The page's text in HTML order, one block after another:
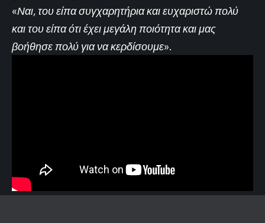
«Ναι, του είπα συγχαρητήρια και ευχαριστώ πολύ
και του είπα ότι έχει μεγάλη ποιότητα και μας
βοήθησε πολύ για να κερδίσουμε».